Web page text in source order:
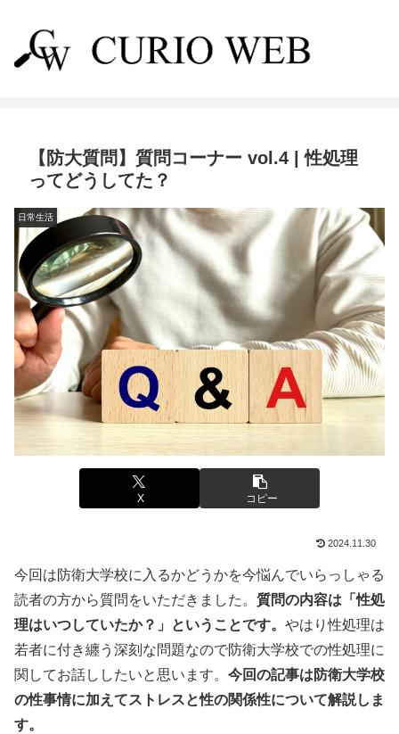
【防大質問】質問コーナー vol.4 | 性処理
ってどうしてた？
日常生活
X コピー
2024.11.30
今回は防衛大学校に入るかどうかを今悩んでいらっしゃる
読者の方から質問をいただきました。 質問の内容は「性処
理はいつしていたか？」ということです。 やはり性処理は
若者に付き纏う深刻な問題なので防衛大学校での性処理に
関してお話ししたいと思います。 今回の記事は防衛大学校
の性事情に加えてストレスと性の関係性について解説しま
す。